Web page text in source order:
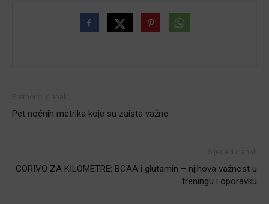
Pet noćnih metrika koje su zaista važne
GORIVO ZA KILOMETRE: BCAA i glutamin – njihova važnost u
treningu i oporavku